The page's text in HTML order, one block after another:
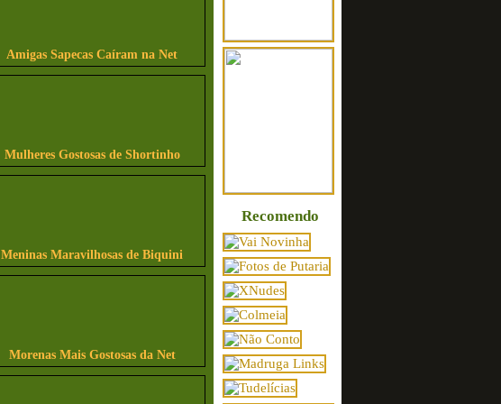
Amigas Sapecas Caíram na Net
Mulheres Gostosas de Shortinho
Meninas Maravilhosas de Biquini
Morenas Mais Gostosas da Net
Recomendo